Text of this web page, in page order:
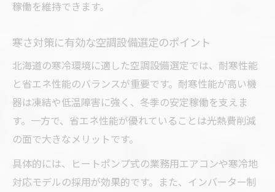
稼働を維持できます。
寒さ対策に有効な空調設備選定のポイント
北海道の寒冷環境に適した空調設備選定では、耐寒性能
と省エネ性能のバランスが重要です。耐寒性能が高い機
器は凍結や低温障害に強く、冬季の安定稼働を支えま
す。一方で、省エネ性能が優れていることは光熱費削減
の面で大きなメリットです。
具体的には、ヒートポンプ式の業務用エアコンや寒冷地
対応モデルの採用が効果的です。また、インバーター制